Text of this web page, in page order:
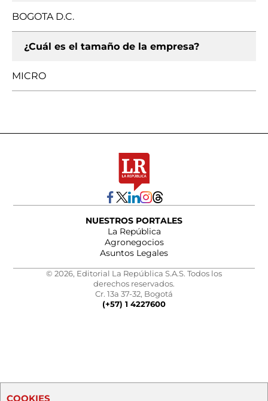
BOGOTA D.C.
¿Cuál es el tamaño de la empresa?
MICRO
NUESTROS PORTALES
La República
Agronegocios
Asuntos Legales
© 2026, Editorial La República S.A.S. Todos los
derechos reservados.
Cr. 13a 37-32, Bogotá
(+57) 1 4227600
COOKIES